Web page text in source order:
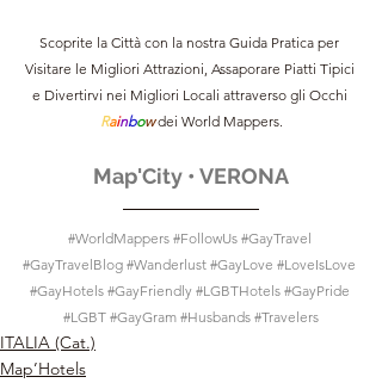
Scoprite la Città con la nostra Guida Pratica per
Visitare le Migliori Attrazioni, Assaporare Piatti Tipici
e Divertirvi nei Migliori Locali attraverso gli Occhi
Rainbow dei World Mappers.
Map'City • VERONA
#WorldMappers #FollowUs #GayTravel
#GayTravelBlog #Wanderlust #GayLove #LoveIsLove
#GayHotels #GayFriendly #LGBTHotels #GayPride
#LGBT #GayGram #Husbands #Travelers
ITALIA (Cat.)
Map’Hotels